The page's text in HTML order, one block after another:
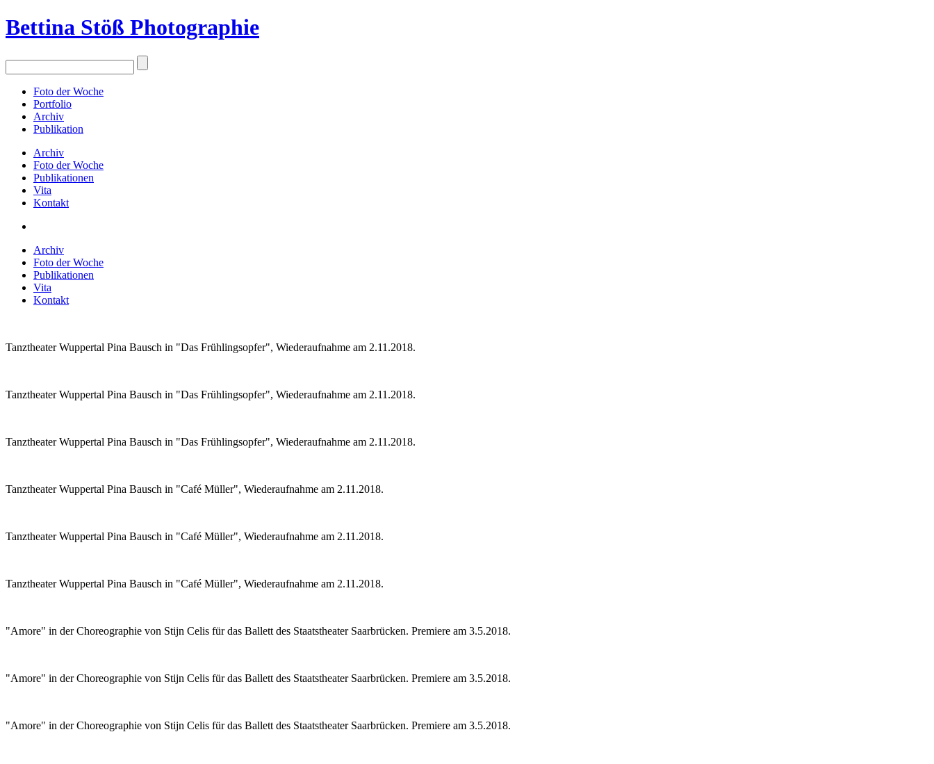
Bettina Stöß Photographie
Foto der Woche
Portfolio
Archiv
Publikation
Archiv
Foto der Woche
Publikationen
Vita
Kontakt
Archiv
Foto der Woche
Publikationen
Vita
Kontakt
Tanztheater Wuppertal Pina Bausch in "Das Frühlingsopfer", Wiederaufnahme am 2.11.2018.
Tanztheater Wuppertal Pina Bausch in "Das Frühlingsopfer", Wiederaufnahme am 2.11.2018.
Tanztheater Wuppertal Pina Bausch in "Das Frühlingsopfer", Wiederaufnahme am 2.11.2018.
Tanztheater Wuppertal Pina Bausch in "Café Müller", Wiederaufnahme am 2.11.2018.
Tanztheater Wuppertal Pina Bausch in "Café Müller", Wiederaufnahme am 2.11.2018.
Tanztheater Wuppertal Pina Bausch in "Café Müller", Wiederaufnahme am 2.11.2018.
"Amore" in der Choreographie von Stijn Celis für das Ballett des Staatstheater Saarbrücken. Premiere am 3.5.2018.
"Amore" in der Choreographie von Stijn Celis für das Ballett des Staatstheater Saarbrücken. Premiere am 3.5.2018.
"Amore" in der Choreographie von Stijn Celis für das Ballett des Staatstheater Saarbrücken. Premiere am 3.5.2018.